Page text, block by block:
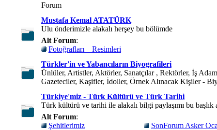
Forum
Mustafa Kemal ATATÜRK
Ulu önderimizle alakalı herşey bu bölümde
Alt Forum:
Fotoğrafları – Resimleri
Türkler'in ve Yabancıların Biyografileri
Ünlüler, Artistler, Aktörler, Sanatçılar , Rektörler, İş
Gazeteciler, Kaşifler, İdoller, Örnek Alınacak Kişiler -
Türkiye'miz - Türk Kültürü ve Türk Tarihi
Türk kültürü ve tarihi ile alakalı bilgi paylaşımı bu başlık
Alt Forum:
Şehitlerimiz
SonForum Asker